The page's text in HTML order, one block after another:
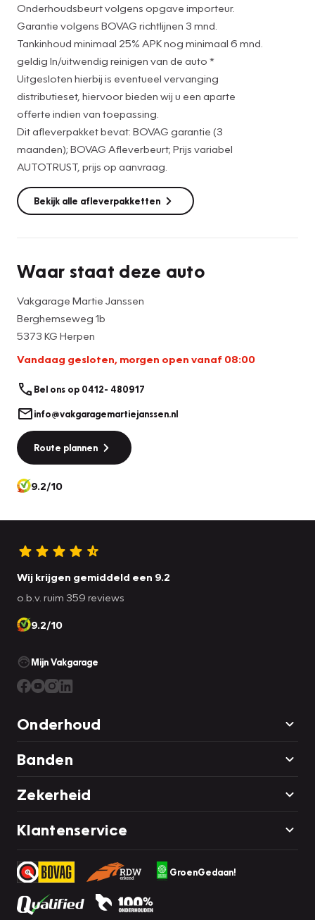
Onderhoudsbeurt volgens opgave importeur.
Garantie volgens BOVAG richtlijnen 3 mnd.
Tankinhoud minimaal 25% APK nog minimaal 6 mnd.
geldig In/uitwendig reinigen van de auto *
Uitgesloten hierbij is eventueel vervanging
distributieset, hiervoor bieden wij u een aparte
offerte indien van toepassing.
Dit afleverpakket bevat: BOVAG garantie (3
maanden); BOVAG Afleverbeurt; Prijs variabel
AUTOTRUST, prijs op aanvraag.
Bekijk alle afleverpakketten
Waar staat deze auto
Vakgarage Martie Janssen
Berghemseweg 1b
5373 KG Herpen
Vandaag gesloten, morgen open vanaf 08:00
Bel ons op 0412- 480917
info@vakgaragemartiejanssen.nl
Route plannen
9.2/10
Wij krijgen gemiddeld een 9.2
o.b.v. ruim 359 reviews
9.2/10
Mijn Vakgarage
Onderhoud
Banden
Zekerheid
Klantenservice
GroenGedaan!